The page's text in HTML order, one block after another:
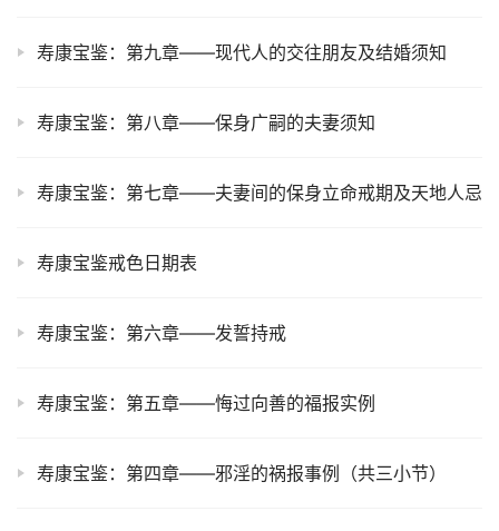
寿康宝鉴：第九章——现代人的交往朋友及结婚须知
寿康宝鉴：第八章——保身广嗣的夫妻须知
寿康宝鉴：第七章——夫妻间的保身立命戒期及天地人忌
寿康宝鉴戒色日期表
寿康宝鉴：第六章——发誓持戒
寿康宝鉴：第五章——悔过向善的福报实例
寿康宝鉴：第四章——邪淫的祸报事例（共三小节）